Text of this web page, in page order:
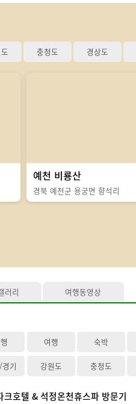
충청도 경상도
예천 비룡산
경북 예천군 용궁면 향석리
러리 여행동영상
여행 숙박
기 강원도 충청도
크호텔 & 석정온천휴스파 방문기